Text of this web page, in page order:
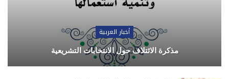
أخبار العربية
مذكرة الائتلاف حول الانتخابات التشريعية